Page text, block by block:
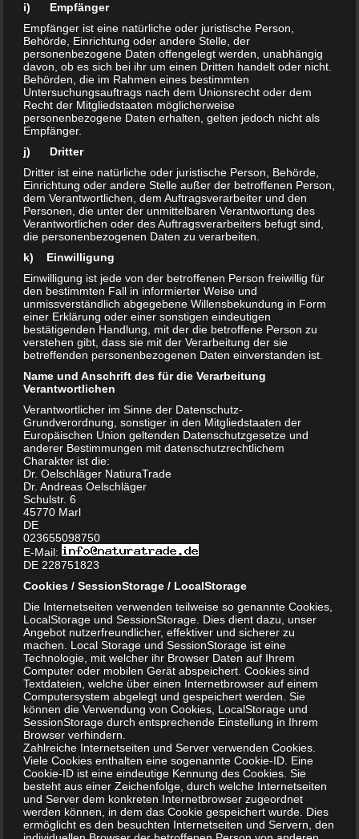
Hygienemaßnahmen für seinen (öffentlichen) Bereich
notwendig sind und muss in Eigenverantwortung ggfs.
Hygiene-, Desinfektions- und Schulungspläne erarbeiten.
siehe auch:
–Desinfektionsmittel
–Wasserstoffperoxid-Desinfektion
–Peressigsäure-Desinfektion
Hinweis:
Reinigungs- und Hygieneprodukte für den täglichen Einsatz
enthalten teilweise bereits standardmäßig geeignete
Wirkstoffe, welche die Gefahr der Ausbreitung gefährlicher
Erreger verringern helfen können. Für den Hausgebrauch im
Haushalt reichenalkoholische ReinigeroderPeressigsäure-
haltigeProdukte zur hygienischen Reinigung aus, wobei
Alkohol (70-90%) Wirkungslücken aufweist und nicht alle
Erreger erfasst. Peressigsäure und Wasserstoffperoxid
zeigen hingegenkeine Wirkungslückenund sind wirksam
gegen Keime, Pilze, Viren, Sporen. Aus diesem Grund
werden bevorzugt PES-Produkte bei Ausbruch von Seuchen
und Epidemien eingesetzt, insbesondere zur
Dekontaminierungszwecken.
Frage an KI-ChatGPT:
Sind Hygienereiniger zwangsläufig als
Desinfektionsmittel eingestuft gem. Biozidverordnung?
Antwort:
Nein.
Hygienereiniger sind nicht zwangsläufig Desinfektionsmittel
im Sinne der Biozidverordnung.
Entscheidend ist nicht die Produktbezeichnung
(„Hygienereiniger“), sondern die Zweckbestimmung und die
beworbenen Wirkungen.
i) Empfänger
Empfänger ist eine natürliche oder juristische Person,
Behörde, Einrichtung oder andere Stelle, der
personenbezogene Daten offengelegt werden, unabhängig
davon, ob es sich bei ihr um einen Dritten handelt oder nicht.
Behörden, die im Rahmen eines bestimmten
Untersuchungsauftrags nach dem Unionsrecht oder dem
Recht der Mitgliedstaaten möglicherweise
personenbezogene Daten erhalten, gelten jedoch nicht als
Empfänger.
j) Dritter
Dritter ist eine natürliche oder juristische Person, Behörde,
Einrichtung oder andere Stelle außer der betroffenen Person,
dem Verantwortlichen, dem Auftragsverarbeiter und den
Personen, die unter der unmittelbaren Verantwortung des
Verantwortlichen oder des Auftragsverarbeiters befugt sind,
die personenbezogenen Daten zu verarbeiten.
k) Einwilligung
Einwilligung ist jede von der betroffenen Person freiwillig für
den bestimmten Fall in informierter Weise und
unmissverständlich abgegebene Willensbekundung in Form
einer Erklärung oder einer sonstigen eindeutigen
bestätigenden Handlung, mit der die betroffene Person zu
verstehen gibt, dass sie mit der Verarbeitung der sie
betreffenden personenbezogenen Daten einverstanden ist.
Name und Anschrift des für die Verarbeitung
Verantwortlichen
Verantwortlicher im Sinne der Datenschutz-
Grundverordnung, sonstiger in den Mitgliedstaaten der
Europäischen Union geltenden Datenschutzgesetze und
anderer Bestimmungen mit datenschutzrechtlichem
Charakter ist die:
Dr. Oelschläger NatiuraTrade
Dr. Andreas Oelschläger
Schulstr. 6
45770 Marl
DE
023655098750
E-Mail:
DE 228751823
Cookies / SessionStorage / LocalStorage
Die Internetseiten verwenden teilweise so genannte Cookies,
LocalStorage und SessionStorage. Dies dient dazu, unser
Angebot nutzerfreundlicher, effektiver und sicherer zu
machen. Local Storage und SessionStorage ist eine
Technologie, mit welcher ihr Browser Daten auf Ihrem
Computer oder mobilen Gerät abspeichert. Cookies sind
Textdateien, welche über einen Internetbrowser auf einem
Computersystem abgelegt und gespeichert werden. Sie
können die Verwendung von Cookies, LocalStorage und
SessionStorage durch entsprechende Einstellung in Ihrem
Browser verhindern.
Zahlreiche Internetseiten und Server verwenden Cookies.
Viele Cookies enthalten eine sogenannte Cookie-ID. Eine
Cookie-ID ist eine eindeutige Kennung des Cookies. Sie
besteht aus einer Zeichenfolge, durch welche Internetseiten
und Server dem konkreten Internetbrowser zugeordnet
werden können, in dem das Cookie gespeichert wurde. Dies
ermöglicht es den besuchten Internetseiten und Servern, den